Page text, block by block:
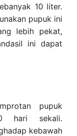
10 liter.
pupuk ini
lebih pekat,
ini dapat
pupuk
hari sekali.
kebawah